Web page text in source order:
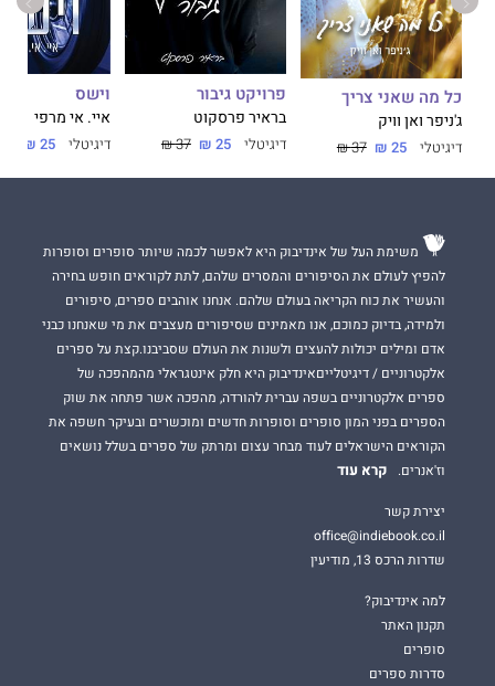
כל מה שאני צריך
ג'ניפר ואן וויק
דיגיטלי 25 ₪
37 ₪
פרויקט גיבור
בראיר פרסקוט
דיגיטלי 25 ₪
37 ₪
וישס
איי. אי מרפי
דיגיטלי 25 ₪
משימת העל של אינדיבוק היא לאפשר לכמה שיותר סופרים וסופרות
להפיץ לעולם את הסיפורים והמסרים שלהם, לתת לקוראים חופש בחירה
והעשיר את כוח הקריאה בעולם שלהם. אנחנו אוהבים ספרים, סיפורים
ולמידה, בדיוק כמוכם, אנו מאמינים שסיפורים מעצבים את מי שאנחנו כבני
אדם ומילים יכולות להעצים ולשנות את העולם שסביבנו.קצת על ספרים
אלקטרוניים / דיגיטלייםאינדיבוק היא חלק אינטגראלי מהמהפכה של
ספרים אלקטרוניים בשפה עברית להורדה, מהפכה אשר פתחה את שוק
הספרים בפני המון סופרים וסופרות חדשים ומוכשרים ובעיקר חשפה את
הקוראים הישראלים לעוד מבחר עצום ומרתק של ספרים בשלל נושאים
וז'אנרים.
קרא עוד
יצירת קשר
office@indiebook.co.il
שדרות הרכס 13, מודיעין
למה אינדיבוק?
תקנון האתר
סופרים
סדרות ספרים